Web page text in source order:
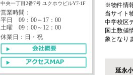
※物件情
当サイト
中学校区
国土数値
象となり
延永
中央一丁目2番7号 ユクホウビルY7-1F
営業時間：
平日 09：00～17：00
土曜 09：00～12：00
休業日：日・祝